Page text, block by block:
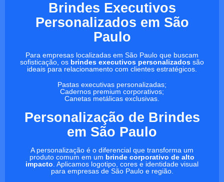
Brindes Executivos
Personalizados em São
Paulo
Para empresas localizadas em São Paulo que buscam
sofisticação, os brindes executivos personalizados são
ideais para relacionamento com clientes estratégicos.
Pastas executivas personalizadas;
Cadernos premium corporativos;
Canetas metálicas exclusivas.
Personalização de Brindes
em São Paulo
A personalização é o diferencial que transforma um
produto comum em um brinde corporativo de alto
impacto . Aplicamos logotipo, cores e identidade visual
para empresas de São Paulo e região.